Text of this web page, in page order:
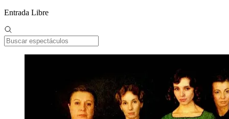
Entrada Libre